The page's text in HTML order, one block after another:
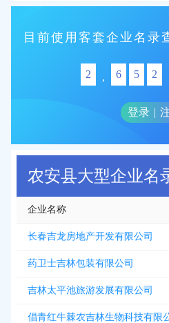
目前使用客套企业名录
2 , 6 5 2
登录 |
农安县大型企业名
企业名称
长春吉龙房地产开发有限公司
药卫士吉林包装有限公司
吉林太平池旅游发展有限公司
倡青红牛棘农吉林生物科技有限